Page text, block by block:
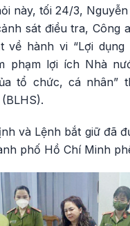
này, tối 24/3,
sát điều tra, Công
về hành vi “Lợi
phạm lợi ích Nhà
tổ chức, cá nhân”
và Lệnh bắt giữ đã
phố Hồ Chí Minh